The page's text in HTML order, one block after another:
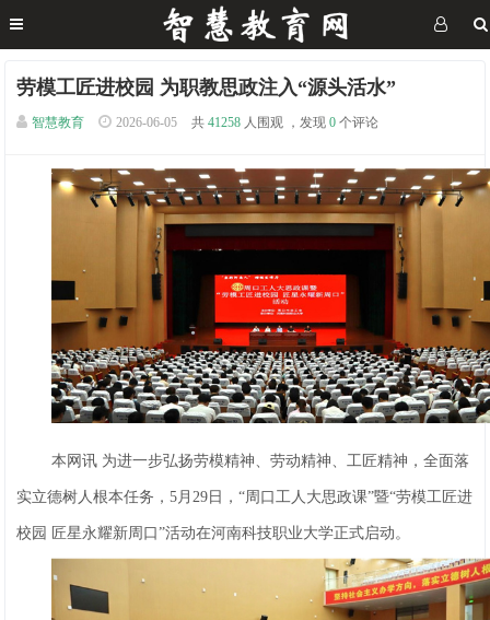
劳模工匠进校园 为职教思政注入“源头活水”
智慧教育 2026-06-05 共 41258 人围观 ，发现 0 个评论
本网讯 为进一步弘扬劳模精神、劳动精神、工匠精神，全面落
实立德树人根本任务，5月29日，“周口工人大思政课”暨“劳模工匠进
校园 匠星永耀新周口”活动在河南科技职业大学正式启动。